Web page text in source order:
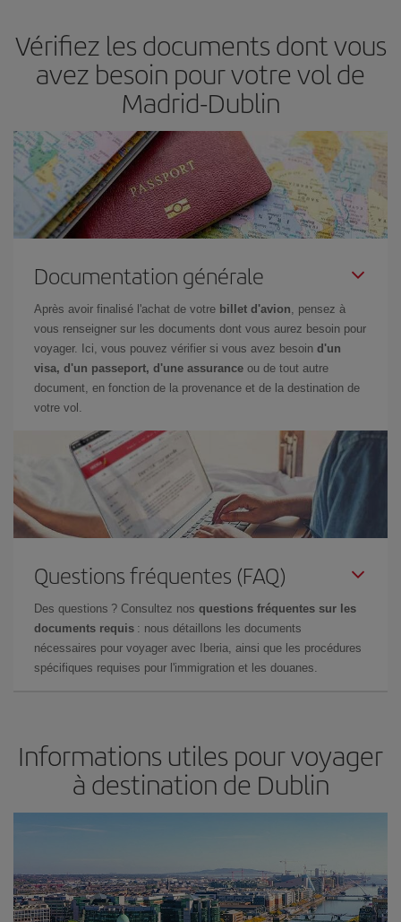
Vérifiez les documents dont vous
avez besoin pour votre vol de
Madrid-Dublin
Documentation générale
Après avoir finalisé l'achat de votre billet d'avion, pensez à
vous renseigner sur les documents dont vous aurez besoin pour
voyager. Ici, vous pouvez vérifier si vous avez besoin d'un
visa, d'un passeport, d'une assurance ou de tout autre
document, en fonction de la provenance et de la destination de
votre vol.
Questions fréquentes (FAQ)
Des questions ? Consultez nos questions fréquentes sur les
documents requis : nous détaillons les documents
nécessaires pour voyager avec Iberia, ainsi que les procédures
spécifiques requises pour l'immigration et les douanes.
Informations utiles pour voyager
à destination de Dublin